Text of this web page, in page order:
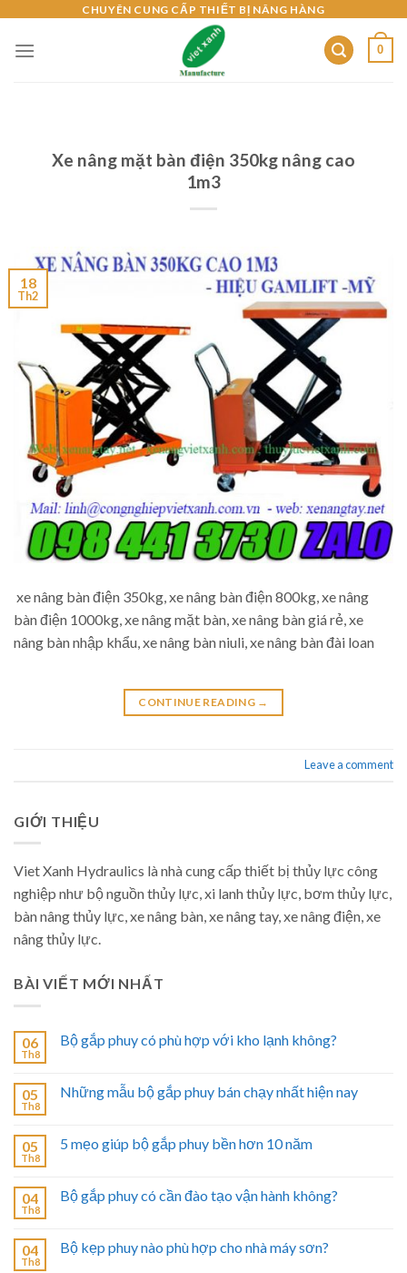
content
CHUYÊN CUNG CẤP THIẾT BỊ NÂNG HÀNG
0
Xe nâng mặt bàn điện 350kg nâng cao
1m3
18
Th2
xe nâng bàn điện 350kg, xe nâng bàn điện 800kg, xe nâng
bàn điện 1000kg, xe nâng mặt bàn, xe nâng bàn giá rẻ, xe
nâng bàn nhập khẩu, xe nâng bàn niuli, xe nâng bàn đài loan
CONTINUE READING →
Leave a comment
GIỚI THIỆU
Viet Xanh Hydraulics là nhà cung cấp thiết bị thủy lực công
nghiệp như bộ nguồn thủy lực, xi lanh thủy lực, bơm thủy lực,
bàn nâng thủy lực, xe nâng bàn, xe nâng tay, xe nâng điện, xe
nâng thủy lực.
BÀI VIẾT MỚI NHẤT
06
Th8
Bộ gắp phuy có phù hợp với kho lạnh không?
05
Th8
Những mẫu bộ gắp phuy bán chạy nhất hiện nay
05
Th8
5 mẹo giúp bộ gắp phuy bền hơn 10 năm
04
Th8
Bộ gắp phuy có cần đào tạo vận hành không?
04
Th8
Bộ kẹp phuy nào phù hợp cho nhà máy sơn?